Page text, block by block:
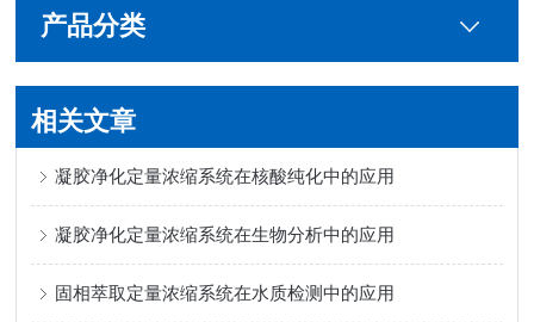
产品分类
相关文章
凝胶净化定量浓缩系统在核酸纯化中的应用
凝胶净化定量浓缩系统在生物分析中的应用
固相萃取定量浓缩系统在水质检测中的应用